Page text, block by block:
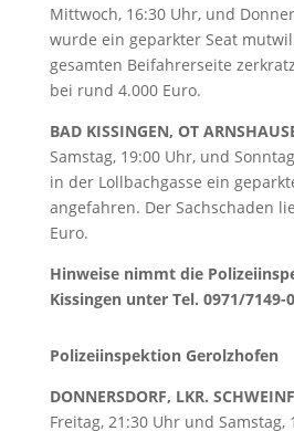
Mittwoch, 16:30 Uhr, und
wurde ein geparkter Seat
gesamten Beifahrerseite
bei rund 4.000 Euro.
BAD KISSINGEN, OT
Samstag, 19:00 Uhr, und
in der Lollbachgasse ein
angefahren. Der Sachschaden
Euro.
Hinweise nimmt die
Kissingen unter Tel. 0971/7149-
Polizeiinspektion Gerolzhofen
DONNERSDORF, LKR.
Freitag, 21:30 Uhr und